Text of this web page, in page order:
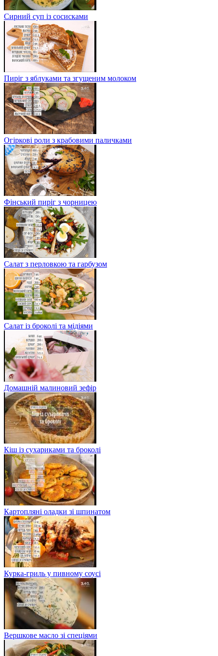
Сирний суп із сосисками
Пиріг з яблуками та згущеним молоком
Огіркові роли з крабовими паличками
Фінський пиріг з чорницею
Салат з перловкою та гарбузом
Салат із броколі та мідіями
Домашній малиновий зефір
Кіш із сухариками та броколі
Картопляні оладки зі шпинатом
Курка-гриль у пивному соусі
Вершкове масло зі спеціями